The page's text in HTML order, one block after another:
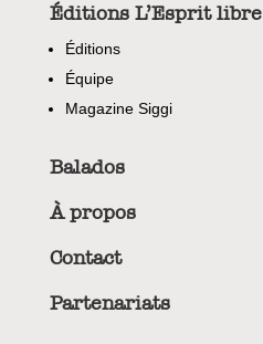
Éditions L’Esprit libre
Éditions
Équipe
Magazine Siggi
Balados
À propos
Contact
Partenariats